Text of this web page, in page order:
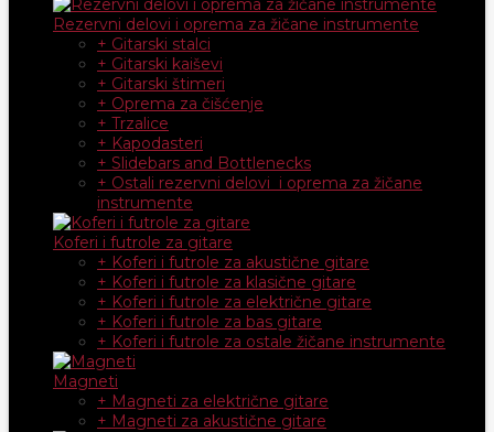
Rezervni delovi i oprema za žičane instrumente
+ Gitarski stalci
+ Gitarski kaiševi
+ Gitarski štimeri
+ Oprema za čišćenje
+ Trzalice
+ Kapodasteri
+ Slidebars and Bottlenecks
+ Ostali rezervni delovi i oprema za žičane
instrumente
Koferi i futrole za gitare
+ Koferi i futrole za akustične gitare
+ Koferi i futrole za klasične gitare
+ Koferi i futrole za električne gitare
+ Koferi i futrole za bas gitare
+ Koferi i futrole za ostale žičane instrumente
Magneti
+ Magneti za električne gitare
+ Magneti za akustične gitare